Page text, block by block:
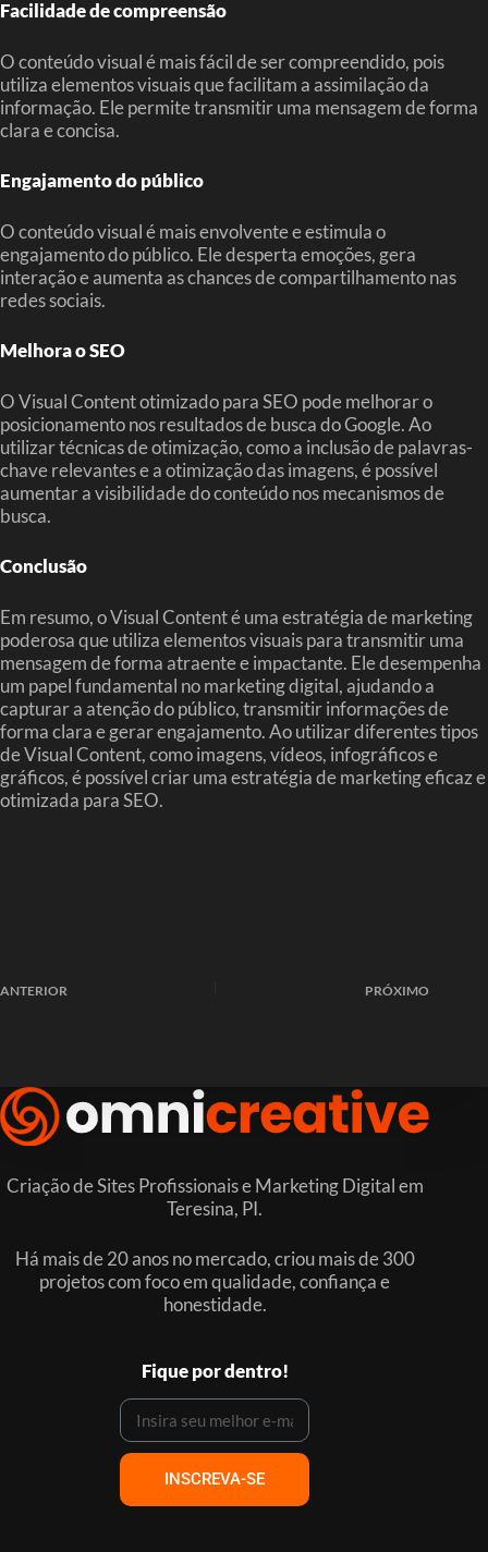
Facilidade de compreensão
O conteúdo visual é mais fácil de ser compreendido, pois
utiliza elementos visuais que facilitam a assimilação da
informação. Ele permite transmitir uma mensagem de forma
clara e concisa.
Engajamento do público
O conteúdo visual é mais envolvente e estimula o
engajamento do público. Ele desperta emoções, gera
interação e aumenta as chances de compartilhamento nas
redes sociais.
Melhora o SEO
O Visual Content otimizado para SEO pode melhorar o
posicionamento nos resultados de busca do Google. Ao
utilizar técnicas de otimização, como a inclusão de palavras-
chave relevantes e a otimização das imagens, é possível
aumentar a visibilidade do conteúdo nos mecanismos de
busca.
Conclusão
Em resumo, o Visual Content é uma estratégia de marketing
poderosa que utiliza elementos visuais para transmitir uma
mensagem de forma atraente e impactante. Ele desempenha
um papel fundamental no marketing digital, ajudando a
capturar a atenção do público, transmitir informações de
forma clara e gerar engajamento. Ao utilizar diferentes tipos
de Visual Content, como imagens, vídeos, infográficos e
gráficos, é possível criar uma estratégia de marketing eficaz e
otimizada para SEO.
ANTERIOR PRÓXIMO
Criação de Sites Profissionais e Marketing Digital em
Teresina, PI.
Há mais de 20 anos no mercado, criou mais de 300
projetos com foco em qualidade, confiança e
honestidade.
Fique por dentro!
INSCREVA-SE